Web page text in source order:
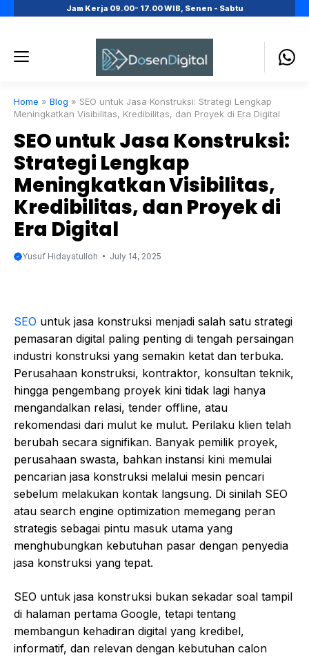
Jam Kerja 09.00- 17.00 WIB, Senen - Sabtu
Menu
Home » Blog » SEO untuk Jasa Konstruksi: Strategi Lengkap
Meningkatkan Visibilitas, Kredibilitas, dan Proyek di Era Digital
SEO untuk Jasa Konstruksi:
Strategi Lengkap
Meningkatkan Visibilitas,
Kredibilitas, dan Proyek di
Era Digital
Yusuf Hidayatulloh July 14, 2025
SEO untuk jasa konstruksi menjadi salah satu strategi
pemasaran digital paling penting di tengah persaingan
industri konstruksi yang semakin ketat dan terbuka.
Perusahaan konstruksi, kontraktor, konsultan teknik,
hingga pengembang proyek kini tidak lagi hanya
mengandalkan relasi, tender offline, atau
rekomendasi dari mulut ke mulut. Perilaku klien telah
berubah secara signifikan. Banyak pemilik proyek,
perusahaan swasta, bahkan instansi kini memulai
pencarian jasa konstruksi melalui mesin pencari
sebelum melakukan kontak langsung. Di sinilah SEO
atau search engine optimization memegang peran
strategis sebagai pintu masuk utama yang
menghubungkan kebutuhan pasar dengan penyedia
jasa konstruksi yang tepat.
SEO untuk jasa konstruksi bukan sekadar soal tampil
di halaman pertama Google, tetapi tentang
membangun kehadiran digital yang kredibel,
informatif, dan relevan dengan kebutuhan calon